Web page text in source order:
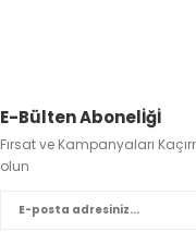
E-Bülten Abonelİğİ
Fırsat ve Kampanyaları
olun